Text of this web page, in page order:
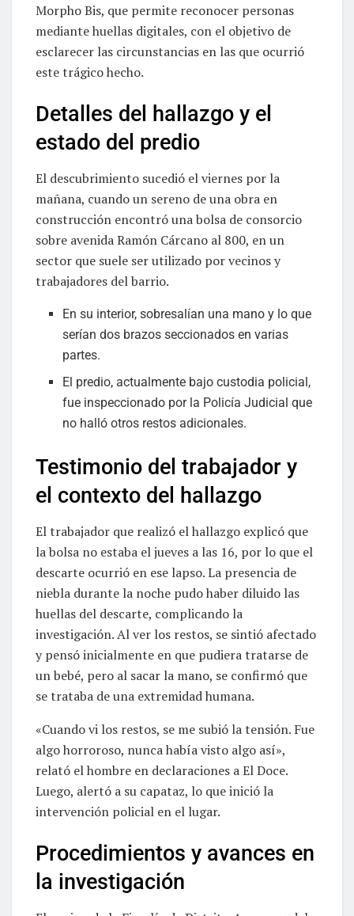
Morpho Bis, que permite reconocer personas
mediante huellas digitales, con el objetivo de
esclarecer las circunstancias en las que ocurrió
este trágico hecho.
Detalles del hallazgo y el
estado del predio
El descubrimiento sucedió el viernes por la
mañana, cuando un sereno de una obra en
construcción encontró una bolsa de consorcio
sobre avenida Ramón Cárcano al 800, en un
sector que suele ser utilizado por vecinos y
trabajadores del barrio.
En su interior, sobresalían una mano y lo que
serían dos brazos seccionados en varias
partes.
El predio, actualmente bajo custodia policial,
fue inspeccionado por la Policía Judicial que
no halló otros restos adicionales.
Testimonio del trabajador y
el contexto del hallazgo
El trabajador que realizó el hallazgo explicó que
la bolsa no estaba el jueves a las 16, por lo que el
descarte ocurrió en ese lapso. La presencia de
niebla durante la noche pudo haber diluido las
huellas del descarte, complicando la
investigación. Al ver los restos, se sintió afectado
y pensó inicialmente en que pudiera tratarse de
un bebé, pero al sacar la mano, se confirmó que
se trataba de una extremidad humana.
«Cuando vi los restos, se me subió la tensión. Fue
algo horroroso, nunca había visto algo así»,
relató el hombre en declaraciones a El Doce.
Luego, alertó a su capataz, lo que inició la
intervención policial en el lugar.
Procedimientos y avances en
la investigación